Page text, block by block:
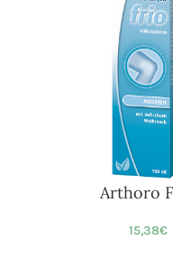
Arthoro
15,38€